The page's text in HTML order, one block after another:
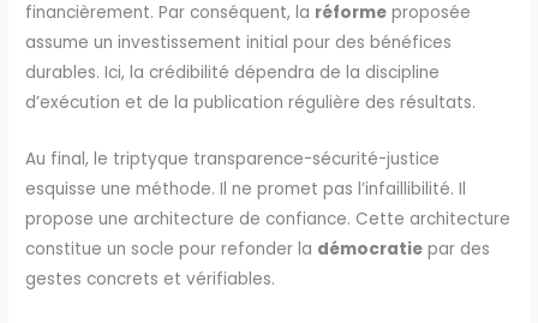
financièrement. Par conséquent, la réforme proposée
assume un investissement initial pour des bénéfices
durables. Ici, la crédibilité dépendra de la discipline
d’exécution et de la publication régulière des résultats.
Au final, le triptyque transparence-sécurité-justice
esquisse une méthode. Il ne promet pas l’infaillibilité. Il
propose une architecture de confiance. Cette architecture
constitue un socle pour refonder la démocratie par des
gestes concrets et vérifiables.